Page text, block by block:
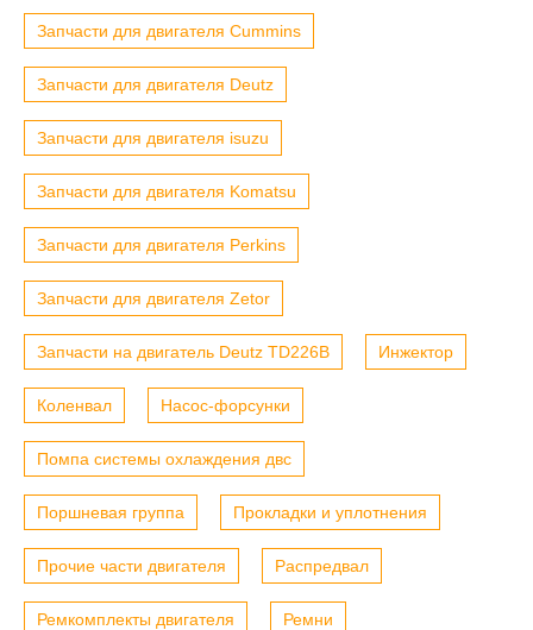
Запчасти для двигателя Cummins
Запчасти для двигателя Deutz
Запчасти для двигателя isuzu
Запчасти для двигателя Komatsu
Запчасти для двигателя Perkins
Запчасти для двигателя Zetor
Запчасти на двигатель Deutz TD226B Инжектор
Коленвал Насос-форсунки
Помпа системы охлаждения двс
Поршневая группа Прокладки и уплотнения
Прочие части двигателя Распредвал
Ремкомплекты двигателя Ремни